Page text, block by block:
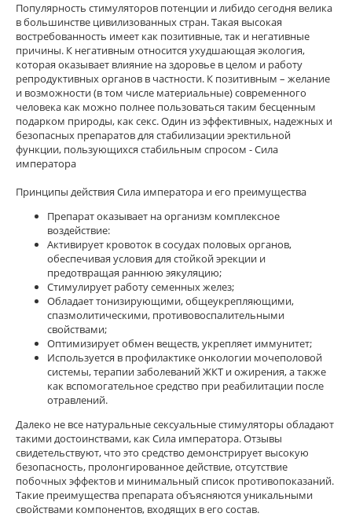
Популярность стимуляторов потенции и либидо сегодня велика
в большинстве цивилизованных стран. Такая высокая
востребованность имеет как позитивные, так и негативные
причины. К негативным относится ухудшающая экология,
которая оказывает влияние на здоровье в целом и работу
репродуктивных органов в частности. К позитивным – желание
и возможности (в том числе материальные) современного
человека как можно полнее пользоваться таким бесценным
подарком природы, как секс. Один из эффективных, надежных и
безопасных препаратов для стабилизации эректильной
функции, пользующихся стабильным спросом - Сила
императора
Принципы действия Сила императора и его преимущества
Препарат оказывает на организм комплексное
воздействие:
Активирует кровоток в сосудах половых органов,
обеспечивая условия для стойкой эрекции и
предотвращая раннюю эякуляцию;
Стимулирует работу семенных желез;
Обладает тонизирующими, общеукрепляющими,
спазмолитическими, противовоспалительными
свойствами;
Оптимизирует обмен веществ, укрепляет иммунитет;
Используется в профилактике онкологии мочеполовой
системы, терапии заболеваний ЖКТ и ожирения, а также
как вспомогательное средство при реабилитации после
отравлений.
Далеко не все натуральные сексуальные стимуляторы обладают
такими достоинствами, как Сила императора. Отзывы
свидетельствуют, что это средство демонстрирует высокую
безопасность, пролонгированное действие, отсутствие
побочных эффектов и минимальный список противопоказаний.
Такие преимущества препарата объясняются уникальными
свойствами компонентов, входящих в его состав.